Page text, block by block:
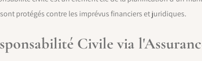
protégés contre les imprévus financiers et juridiques.
Civile via